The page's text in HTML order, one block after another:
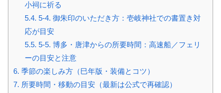
小祠に祈る
5.4. 5-4. 御朱印のいただき方：壱岐神社での書置き対
応が目安
5.5. 5-5. 博多・唐津からの所要時間：高速船／フェリ
ーの目安と注意
6. 季節の楽しみ方（巳年版・装備とコツ）
7. 所要時間・移動の目安（最新は公式で再確認）